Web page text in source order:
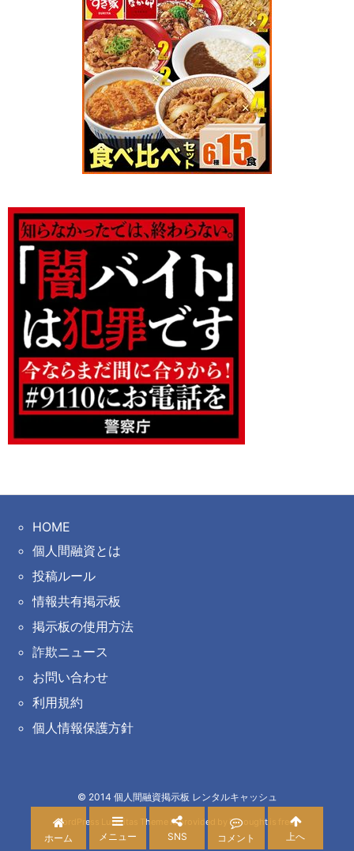
HOME
個人間融資とは
投稿ルール
情報共有掲示板
掲示板の使用方法
詐欺ニュース
お問い合わせ
利用規約
個人情報保護方針
© 2014 個人間融資掲示板 レンタルキャッシュ
WordPress Luxeritas Theme is provided by "Thought is free".
ホーム メニュー SNS コメント 上へ